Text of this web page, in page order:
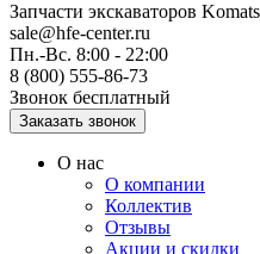
Запчасти экскаваторов
sale@hfe-center.ru
Пн.-Вс. 8:00 - 22:00
8 (800) 555-86-73
Звонок бесплатный
О нас
О компании
Коллектив
Отзывы
Акции и скидки